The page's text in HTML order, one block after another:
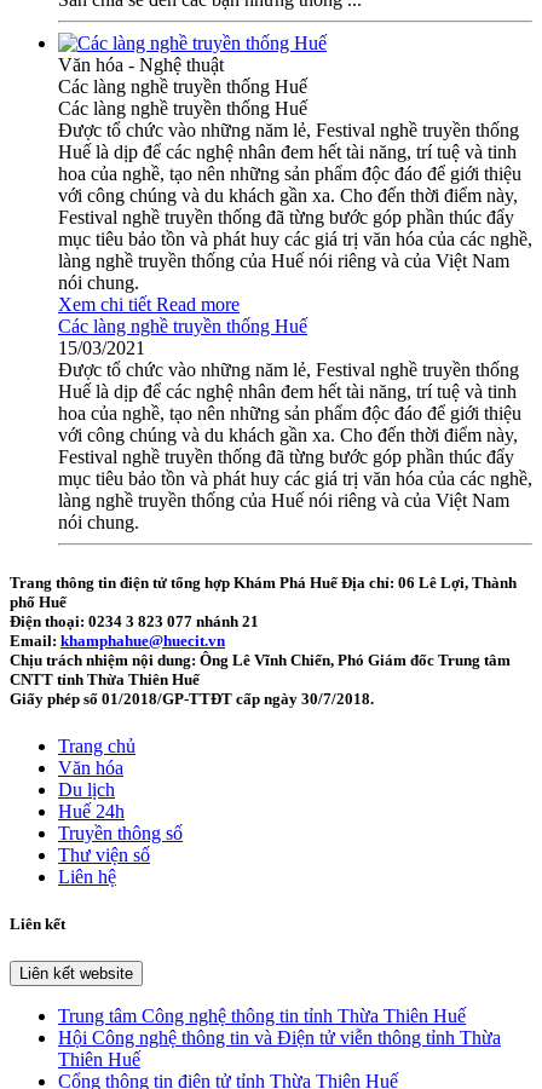
Văn hóa - Nghệ thuật
Các làng nghề truyền thống Huế
Các làng nghề truyền thống Huế
Được tổ chức vào những năm lẻ, Festival nghề truyền thống
Huế là dịp để các nghệ nhân đem hết tài năng, trí tuệ và tinh
hoa của nghề, tạo nên những sản phẩm độc đáo để giới thiệu
với công chúng và du khách gần xa. Cho đến thời điểm này,
Festival nghề truyền thống đã từng bước góp phần thúc đẩy
mục tiêu bảo tồn và phát huy các giá trị văn hóa của các nghề,
làng nghề truyền thống của Huế nói riêng và của Việt Nam
nói chung.
Xem chi tiết Read more
Các làng nghề truyền thống Huế
15/03/2021
Được tổ chức vào những năm lẻ, Festival nghề truyền thống
Huế là dịp để các nghệ nhân đem hết tài năng, trí tuệ và tinh
hoa của nghề, tạo nên những sản phẩm độc đáo để giới thiệu
với công chúng và du khách gần xa. Cho đến thời điểm này,
Festival nghề truyền thống đã từng bước góp phần thúc đẩy
mục tiêu bảo tồn và phát huy các giá trị văn hóa của các nghề,
làng nghề truyền thống của Huế nói riêng và của Việt Nam
nói chung.
Trang thông tin điện tử tổng hợp Khám Phá Huế Địa chỉ: 06 Lê Lợi, Thành
phố Huế
Điện thoại: 0234 3 823 077 nhánh 21
Email: khamphahue@huecit.vn
Chịu trách nhiệm nội dung: Ông Lê Vĩnh Chiến, Phó Giám đốc Trung tâm
CNTT tỉnh Thừa Thiên Huế
Giấy phép số 01/2018/GP-TTĐT cấp ngày 30/7/2018.
Trang chủ
Văn hóa
Du lịch
Huế 24h
Truyền thông số
Thư viện số
Liên hệ
Liên kết
Liên kết website
Trung tâm Công nghệ thông tin tỉnh Thừa Thiên Huế
Hội Công nghệ thông tin và Điện tử viễn thông tỉnh Thừa
Thiên Huế
Cổng thông tin điện tử tỉnh Thừa Thiên Huế